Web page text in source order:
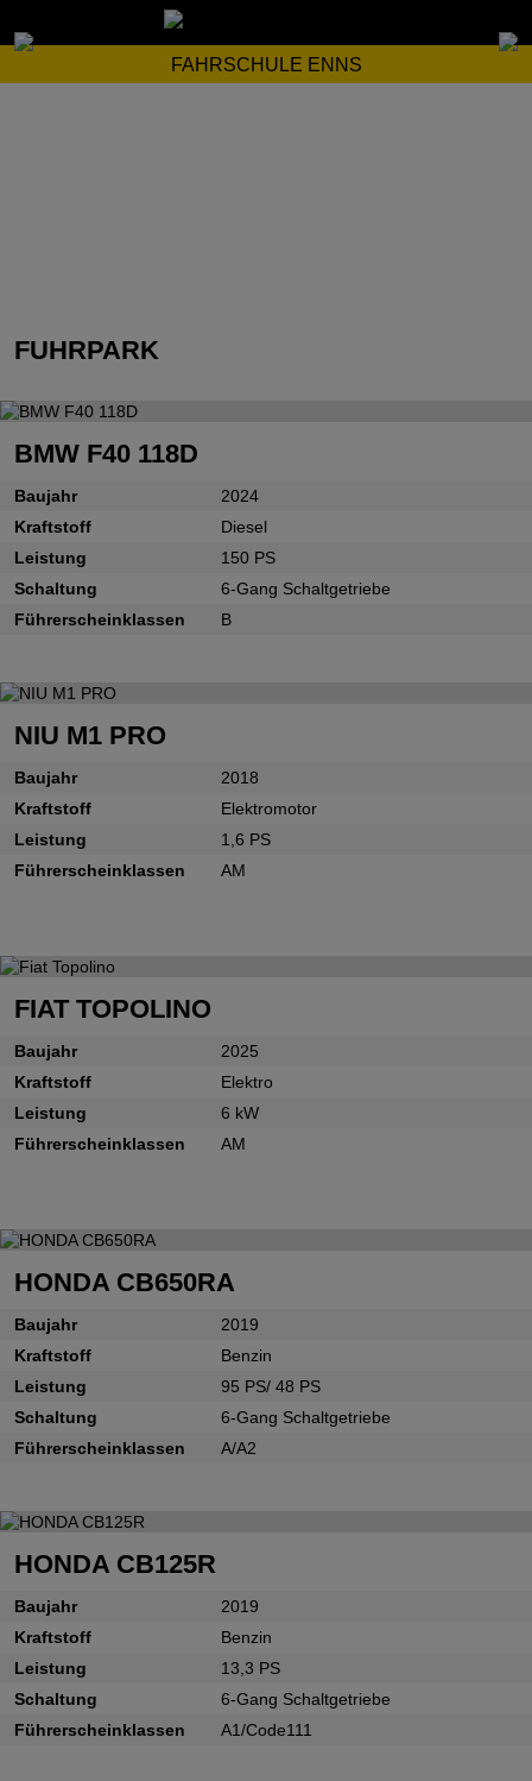
FAHRSCHULE ENNS
FUHRPARK
BMW F40 118D
Baujahr
2024
Kraftstoff
Diesel
Leistung
150 PS
Schaltung
6-Gang Schaltgetriebe
Führerscheinklassen
B
NIU M1 PRO
Baujahr
2018
Kraftstoff
Elektromotor
Leistung
1,6 PS
Führerscheinklassen
AM
FIAT TOPOLINO
Baujahr
2025
Kraftstoff
Elektro
Leistung
6 kW
Führerscheinklassen
AM
HONDA CB650RA
Baujahr
2019
Kraftstoff
Benzin
Leistung
95 PS/ 48 PS
Schaltung
6-Gang Schaltgetriebe
Führerscheinklassen
A/A2
HONDA CB125R
Baujahr
2019
Kraftstoff
Benzin
Leistung
13,3 PS
Schaltung
6-Gang Schaltgetriebe
Führerscheinklassen
A1/Code111